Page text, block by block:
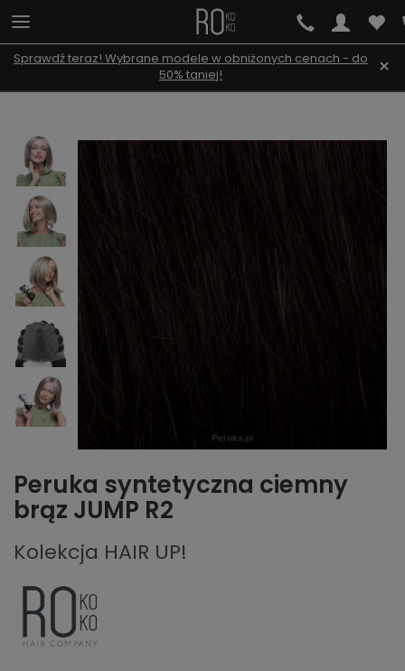
Sprawdź teraz! Wybrane modele w obniżonych cenach - do
50% taniej!
×
Peruka syntetyczna ciemny
brąz JUMP R2
Kolekcja HAIR UP!